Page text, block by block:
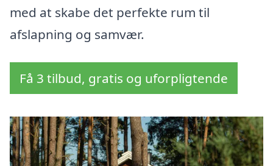
med at skabe det perfekte rum til
afslapning og samvær.
Få 3 tilbud, gratis og uforpligtende